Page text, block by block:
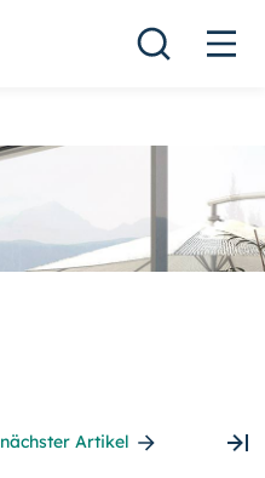
nächster Artikel